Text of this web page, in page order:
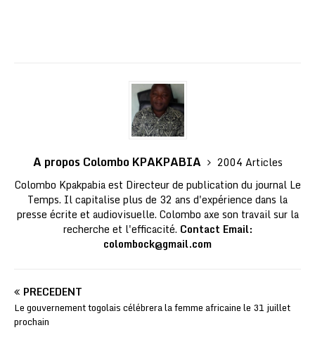
A propos Colombo KPAKPABIA
2004 Articles
Colombo Kpakpabia est Directeur de publication du journal Le
Temps. Il capitalise plus de 32 ans d'expérience dans la
presse écrite et audiovisuelle. Colombo axe son travail sur la
recherche et l'efficacité. Contact Email:
colombock@gmail.com
PRÉCÉDENT
Le gouvernement togolais célébrera la femme africaine le 31 juillet
prochain